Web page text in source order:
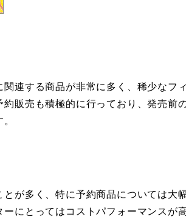
連する商品が非常に多く、稀少なフ
販売も積極的に行っており、発売前
が多く、特に予約商品については大
にとってはコストパフォーマンスが